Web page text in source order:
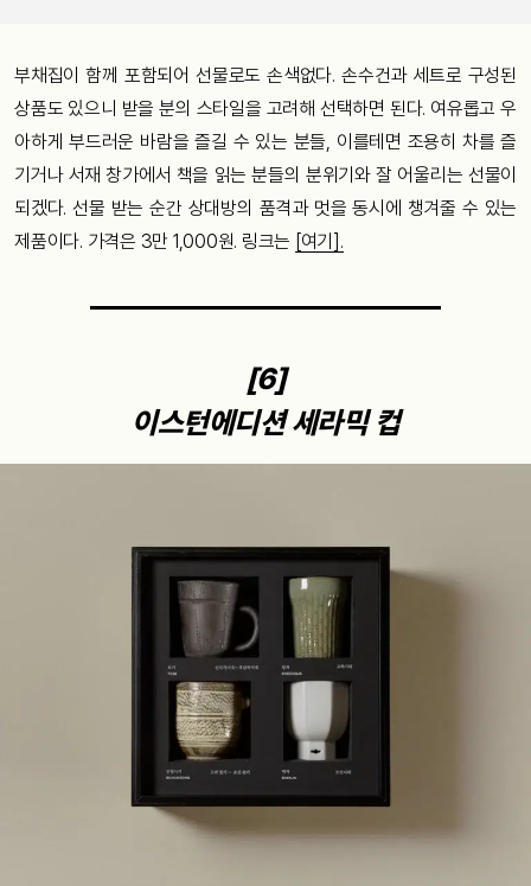
부채집이 함께 포함되어 선물로도 손색없다. 손수건과 세트로 구성된
상품도 있으니 받을 분의 스타일을 고려해 선택하면 된다. 여유롭고 우
아하게 부드러운 바람을 즐길 수 있는 분들, 이를테면 조용히 차를 즐
기거나 서재 창가에서 책을 읽는 분들의 분위기와 잘 어울리는 선물이
되겠다. 선물 받는 순간 상대방의 품격과 멋을 동시에 챙겨줄 수 있는
제품이다. 가격은 3만 1,000원. 링크는 [여기].
[6]
이스턴에디션 세라믹 컵